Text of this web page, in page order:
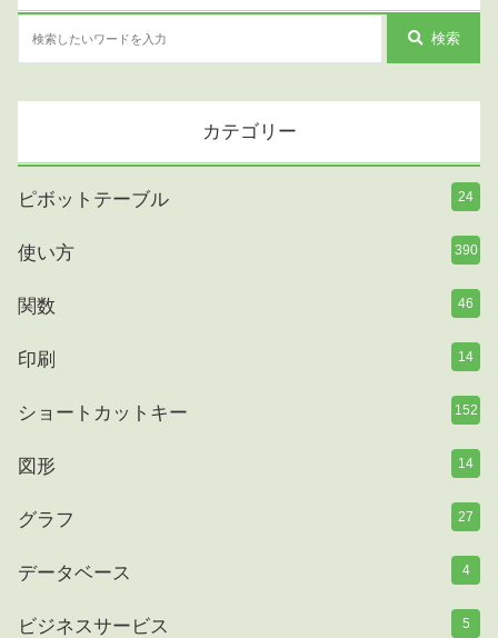
検索
カテゴリー
ピボットテーブル 24
使い方 390
関数 46
印刷 14
ショートカットキー 152
図形 14
グラフ 27
データベース 4
ビジネスサービス 5